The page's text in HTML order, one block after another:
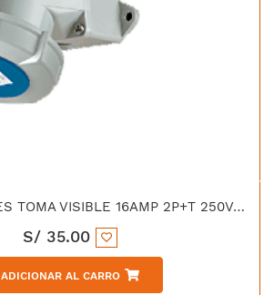
[1192] MENNEKES TOMA VISIBLE 16AMP 2P+T 250V AZUL 6H IP67
S/ 35.00
ADICIONAR AL CARRO